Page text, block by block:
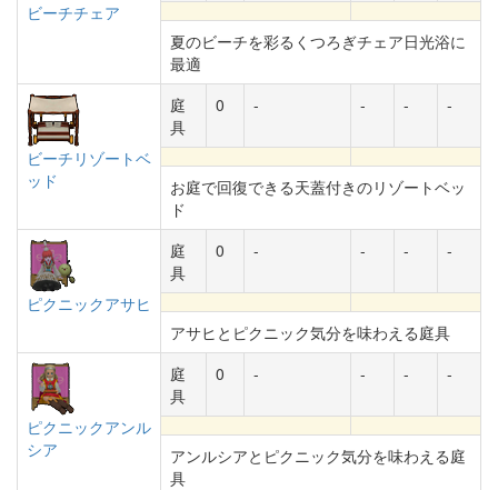
ビーチチェア
夏のビーチを彩るくつろぎチェア日光浴に
最適
ビーチリゾートベ
ッド
庭
具
0 - - - -
お庭で回復できる天蓋付きのリゾートベッ
ド
ピクニックアサヒ
庭
具
0 - - - -
アサヒとピクニック気分を味わえる庭具
ピクニックアンル
シア
庭
具
0 - - - -
アンルシアとピクニック気分を味わえる庭
具